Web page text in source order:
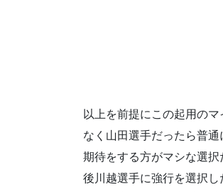
以上を前提にこの起用の
なく山田選手だったら普
期待をする方がマシな選
後川越選手に強行を選択